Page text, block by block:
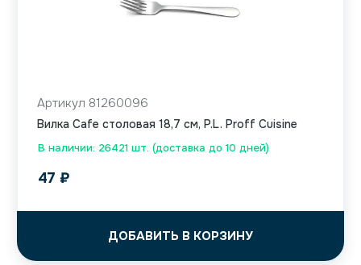
В наличии: 26421 шт. (доставка до 10 дней)
Артикул 81260096
Вилка Cafe столовая 18,7 см, P.L. Proff Cuisine
47 ₽
ДОБАВИТЬ В КОРЗИНУ